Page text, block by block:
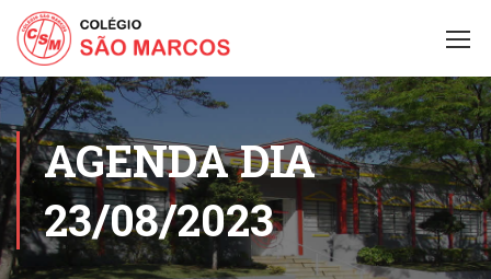
AGENDA DIA
23/08/2023